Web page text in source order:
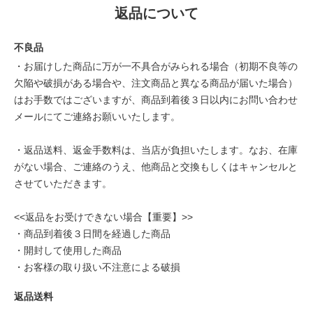
返品について
不良品
・お届けした商品に万が一不具合がみられる場合（初期不良等の
欠陥や破損がある場合や、注文商品と異なる商品が届いた場合）
はお手数ではございますが、商品到着後３日以内にお問い合わせ
メールにてご連絡お願いいたします。
・返品送料、返金手数料は、当店が負担いたします。なお、在庫
がない場合、ご連絡のうえ、他商品と交換もしくはキャンセルと
させていただきます。
<<返品をお受けできない場合【重要】>>
・商品到着後３日間を経過した商品
・開封して使用した商品
・お客様の取り扱い不注意による破損
返品送料